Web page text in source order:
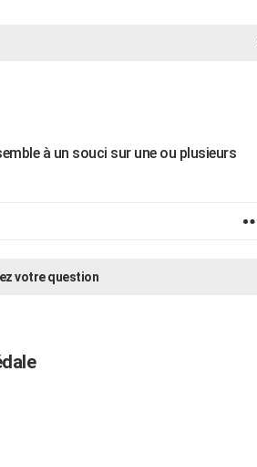
à un souci sur une ou plusieurs
votre question